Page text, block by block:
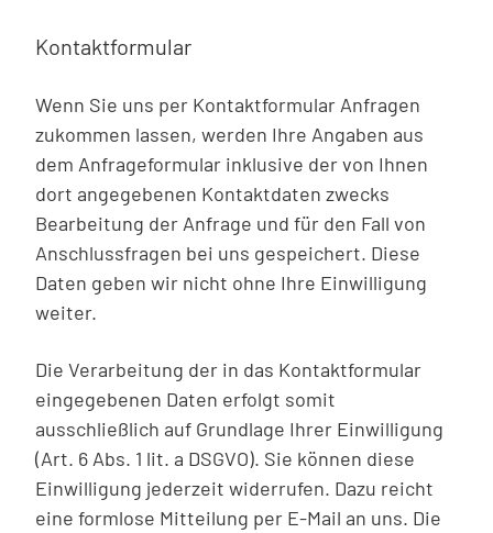
Kontaktformular
Wenn Sie uns per Kontaktformular Anfragen
zukommen lassen, werden Ihre Angaben aus
dem Anfrageformular inklusive der von Ihnen
dort angegebenen Kontaktdaten zwecks
Bearbeitung der Anfrage und für den Fall von
Anschlussfragen bei uns gespeichert. Diese
Daten geben wir nicht ohne Ihre Einwilligung
weiter.
Die Verarbeitung der in das Kontaktformular
eingegebenen Daten erfolgt somit
ausschließlich auf Grundlage Ihrer Einwilligung
(Art. 6 Abs. 1 lit. a DSGVO). Sie können diese
Einwilligung jederzeit widerrufen. Dazu reicht
eine formlose Mitteilung per E-Mail an uns. Die